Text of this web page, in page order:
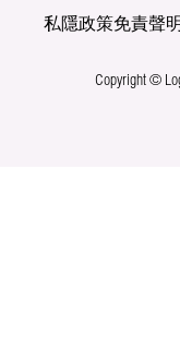
私隱政策免責聲明
Copyright ©